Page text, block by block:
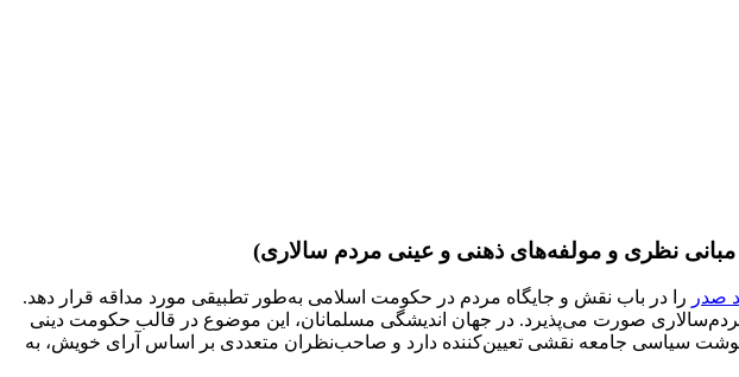
نظری و مولفه‌های ذهنی و عینی مردم سالاری)
صدر را در باب نقش و جایگاه مردم در حکومت اسلامی به‌طور تطبیقی مورد مداقه قرار دهد.
صورت می‌پذیرد. در جهان اندیشگی مسلمانان، این موضوع در قالب حکومت دینی
سیاسی جامعه نقشی تعیین‌کننده دارد و صاحب‌نظران متعددی بر اساس آرای خویش، به‌